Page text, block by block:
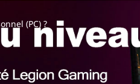
(PC) ?